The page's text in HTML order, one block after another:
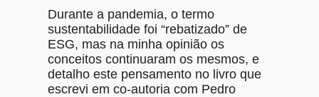
Durante a pandemia, o termo
sustentabilidade foi “rebatizado” de
ESG, mas na minha opinião os
conceitos continuaram os mesmos, e
detalho este pensamento no livro que
escrevi em co-autoria com Pedro